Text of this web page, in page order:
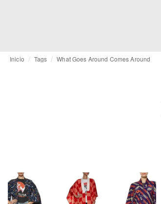
Inicio Tags What Goes Around Comes Around